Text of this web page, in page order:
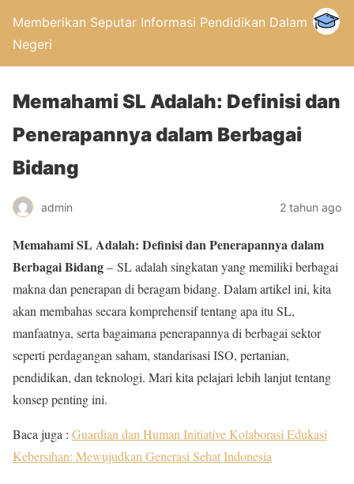
Memberikan Seputar Informasi Pendidikan Dalam
Negeri
Memahami SL Adalah: Definisi dan
Penerapannya dalam Berbagai
Bidang
admin 2 tahun ago
Memahami SL Adalah: Definisi dan Penerapannya dalam
Berbagai Bidang– SL adalah singkatan yang memiliki berbagai
makna dan penerapan di beragam bidang. Dalam artikel ini, kita
akan membahas secara komprehensif tentang apa itu SL,
manfaatnya, serta bagaimana penerapannya di berbagai sektor
seperti perdagangan saham, standarisasi ISO, pertanian,
pendidikan, dan teknologi. Mari kita pelajari lebih lanjut tentang
konsep penting ini.
Baca juga : Guardian dan Human Initiative Kolaborasi Edukasi
Kebersihan: Mewujudkan Generasi Sehat Indonesia